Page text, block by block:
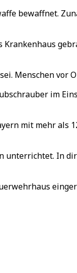
bewaffnet.
Menschen vor
im
mit mehr als
unterrichtet. In